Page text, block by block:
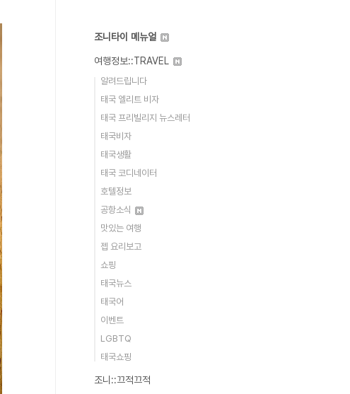
조니타이 메뉴얼
여행정보::TRAVEL
알려드립니다
태국 엘리트 비자
태국 프리빌리지 뉴스레터
태국비자
태국생활
태국 코디네이터
호텔정보
공항소식
맛있는 여행
젭 요리보고
쇼핑
태국뉴스
태국어
이벤트
LGBTQ
태국쇼핑
조니::끄적끄적